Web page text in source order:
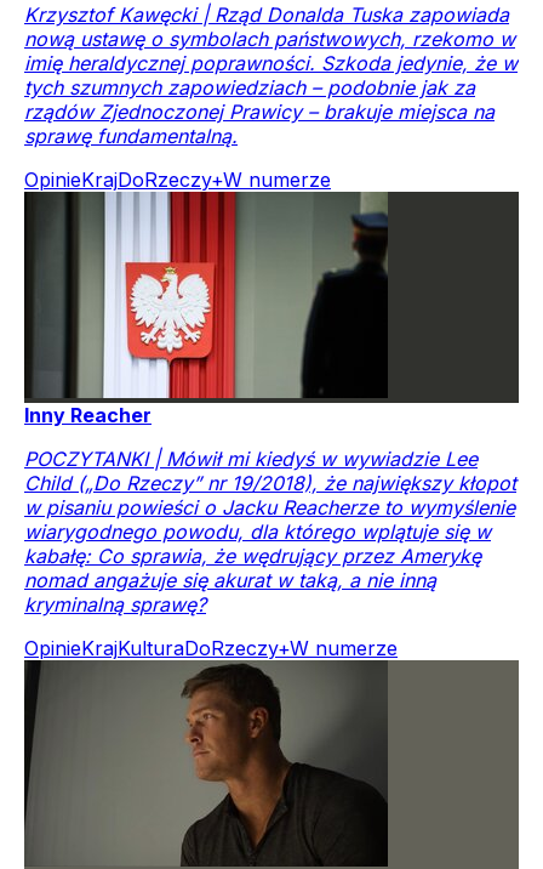
Krzysztof Kawęcki | Rząd Donalda Tuska zapowiada
nową ustawę o symbolach państwowych, rzekomo w
imię heraldycznej poprawności. Szkoda jedynie, że w
tych szumnych zapowiedziach – podobnie jak za
rządów Zjednoczonej Prawicy – brakuje miejsca na
sprawę fundamentalną.
OpinieKrajDoRzeczy+W numerze
Inny Reacher
POCZYTANKI | Mówił mi kiedyś w wywiadzie Lee
Child („Do Rzeczy” nr 19/2018), że największy kłopot
w pisaniu powieści o Jacku Reacherze to wymyślenie
wiarygodnego powodu, dla którego wplątuje się w
kabałę: Co sprawia, że wędrujący przez Amerykę
nomad angażuje się akurat w taką, a nie inną
kryminalną sprawę?
OpinieKrajKulturaDoRzeczy+W numerze